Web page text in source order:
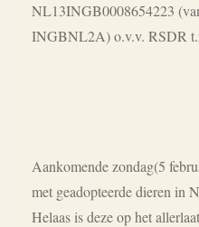
NL13INGB0008654223
INGBNL2A) o.v.v. RSDR
Aankomende zondag(5
met geadopteerde dieren in
Helaas is deze op het